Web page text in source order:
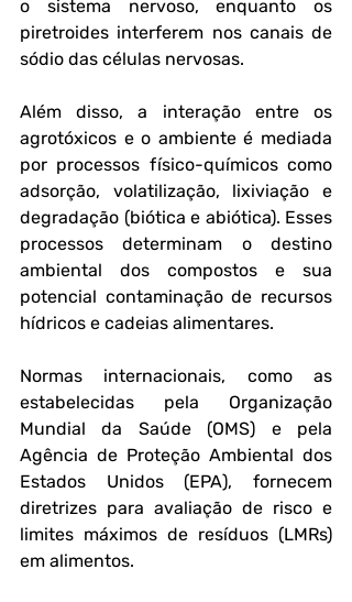
o sistema nervoso, enquanto os
piretroides interferem nos canais de
sódio das células nervosas.
Além disso, a interação entre os
agrotóxicos e o ambiente é mediada
por processos físico-químicos como
adsorção, volatilização, lixiviação e
degradação (biótica e abiótica). Esses
processos determinam o destino
ambiental dos compostos e sua
potencial contaminação de recursos
hídricos e cadeias alimentares.
Normas internacionais, como as
estabelecidas pela Organização
Mundial da Saúde (OMS) e pela
Agência de Proteção Ambiental dos
Estados Unidos (EPA), fornecem
diretrizes para avaliação de risco e
limites máximos de resíduos (LMRs)
em alimentos.